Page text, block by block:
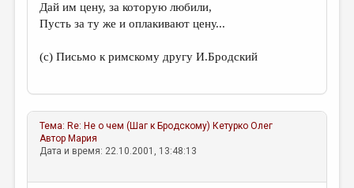
Дай им цену, за которую любили,
Пусть за ту же и оплакивают цену...
(с) Письмо к римскому другу И.Бродский
Тема: Re: Не о чем (Шаг к Бродскому) Кетурко Олег
Автор Мария
Дата и время: 22.10.2001, 13:48:13